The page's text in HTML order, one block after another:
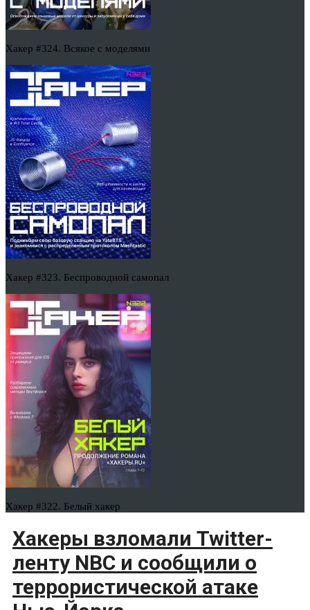
Хакер #324. Всякое с моделями
Хакер #323. Беспроводной самопал
Хакер #322. Белый хакер
Хакеры взломали Twitter-
ленту NBC и сообщили о
террористической атаке